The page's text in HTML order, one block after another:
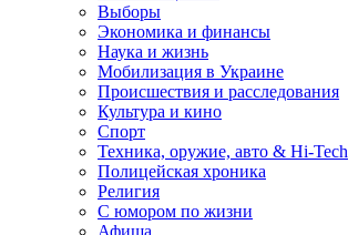
Выборы
Экономика и финансы
Наука и жизнь
Мобилизация в Украине
Происшествия и расследования
Культура и кино
Спорт
Техника, оружие, авто & Hi-Tech
Полицейская хроника
Религия
С юмором по жизни
Афиша